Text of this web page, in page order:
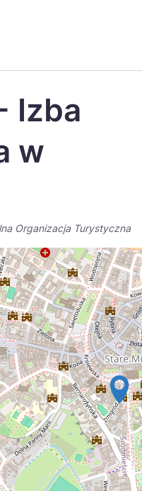
日本
Izba
w
Organizacja Turystyczna